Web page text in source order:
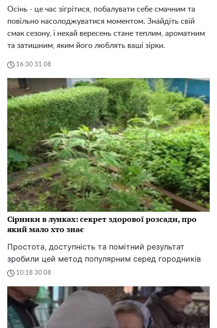
Осінь - це час зігрітися, побалувати себе смачним та
повільно насолоджуватися моментом. Знайдіть свій
смак сезону, і нехай вересень стане теплим, ароматним
та затишним, яким його люблять ваші зірки.
16:30 31.08
Сірники в лунках: секрет здорової розсади, про
який мало хто знає
Простота, доступність та помітний результат
зробили цей метод популярним серед городників
10:18 30.08